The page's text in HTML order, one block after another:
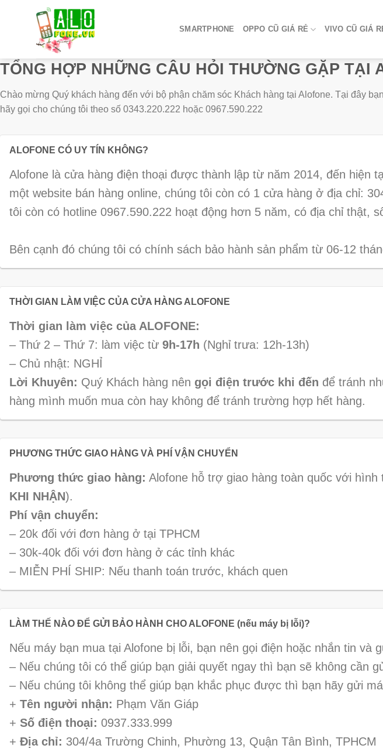
SMARTPHONE OPPO CŨ GIÁ RẺ VIVO CŨ GIÁ
TỔNG HỢP NHỮNG CÂU HỎI THƯỜNG GẶP TẠI
Chào mừng Quý khách hàng đến với bộ phận chăm sóc Khách hàng tại Alofone. Tại đây
hãy gọi cho chúng tôi theo số 0343.220.222 hoặc 0967.590.222
ALOFONE CÓ UY TÍN KHÔNG?
Alofone là cửa hàng điện thoại được thành lập từ năm 2014, đến hiện
một website bán hàng online, chúng tôi còn có 1 cửa hàng ở địa chỉ:
tôi còn có hotline 0967.590.222 hoạt động hơn 5 năm, có địa chỉ thật,
Bên cạnh đó chúng tôi có chính sách bảo hành sản phẩm từ 06-12
THỜI GIAN LÀM VIỆC CỦA CỬA HÀNG ALOFONE
Thời gian làm việc của ALOFONE:
– Thứ 2 – Thứ 7: làm việc từ 9h-17h (Nghỉ trưa: 12h-13h)
– Chủ nhật: NGHỈ
Lời Khuyên: Quý Khách hàng nên gọi điện trước khi đến để tránh
hàng mình muốn mua còn hay không để tránh trường hợp hết hàng.
PHƯƠNG THỨC GIAO HÀNG VÀ PHÍ VẬN CHUYỂN
Phương thức giao hàng: Alofone hỗ trợ giao hàng toàn quốc với
KHI NHẬN).
Phí vận chuyển:
– 20k đối với đơn hàng ở tại TPHCM
– 30k-40k đối với đơn hàng ở các tỉnh khác
– MIỄN PHÍ SHIP: Nếu thanh toán trước, khách quen
LÀM THẾ NÀO ĐỂ GỬI BẢO HÀNH CHO ALOFONE (nếu máy bị lỗi)?
Nếu máy bạn mua tại Alofone bị lỗi, bạn nên gọi điện hoặc nhắn tin và
– Nếu chúng tôi có thể giúp bạn giải quyết ngay thì bạn sẽ không cần
– Nếu chúng tôi không thể giúp bạn khắc phục được thì bạn hãy gửi
+ Tên người nhận: Phạm Văn Giáp
+ Số điện thoại: 0937.333.999
+ Địa chỉ: 304/4a Trường Chinh, Phường 13, Quận Tân Bình, TPHCM